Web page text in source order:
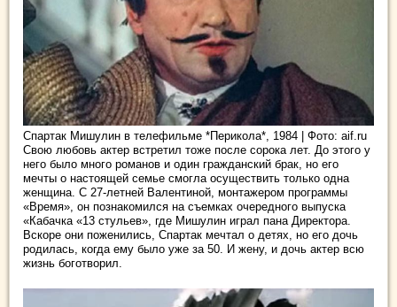
Спартак Мишулин в телефильме *Перикола*, 1984 | Фото: aif.ru
Свою любовь актер встретил тоже после сорока лет. До этого у
него было много романов и один гражданский брак, но его
мечты о настоящей семье смогла осуществить только одна
женщина. С 27-летней Валентиной, монтажером программы
«Время», он познакомился на съемках очередного выпуска
«Кабачка «13 стульев», где Мишулин играл пана Директора.
Вскоре они поженились, Спартак мечтал о детях, но его дочь
родилась, когда ему было уже за 50. И жену, и дочь актер всю
жизнь боготворил.